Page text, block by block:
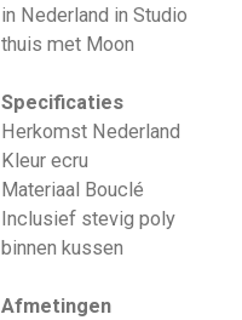
in Nederland in Studio
thuis met Moon
Specificaties
Herkomst Nederland
Kleur ecru
Materiaal Bouclé
Inclusief stevig poly
binnen kussen
Afmetingen